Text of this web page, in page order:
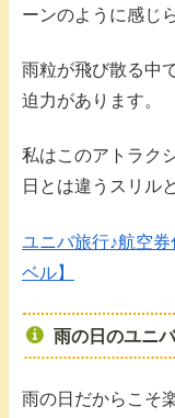
ーンのように感じ
雨粒が飛び散る中
迫力があります。
私はこのアトラク
日とは違うスリル
ユニバ旅行♪航空
ベル】
雨の日のユニ
雨の日だからこそ